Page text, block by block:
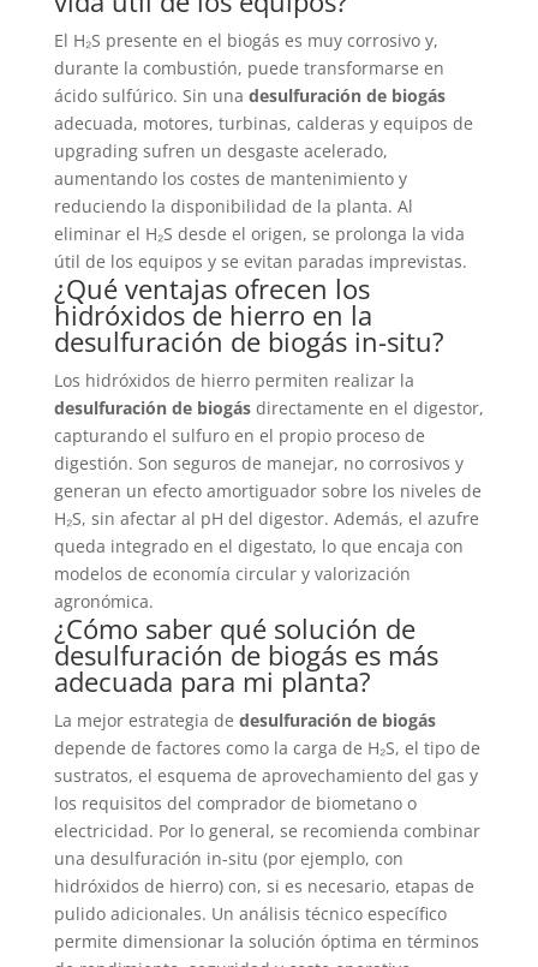
El H₂S presente en el biogás es muy corrosivo y,
durante la combustión, puede transformarse en
ácido sulfúrico. Sin una desulfuración de biogás
adecuada, motores, turbinas, calderas y equipos de
upgrading sufren un desgaste acelerado,
aumentando los costes de mantenimiento y
reduciendo la disponibilidad de la planta. Al
eliminar el H₂S desde el origen, se prolonga la vida
útil de los equipos y se evitan paradas imprevistas.
¿Qué ventajas ofrecen los
hidróxidos de hierro en la
desulfuración de biogás in-situ?
Los hidróxidos de hierro permiten realizar la
desulfuración de biogásdirectamente en el digestor,
capturando el sulfuro en el propio proceso de
digestión. Son seguros de manejar, no corrosivos y
generan un efecto amortiguador sobre los niveles de
H₂S, sin afectar al pH del digestor. Además, el azufre
queda integrado en el digestato, lo que encaja con
modelos de economía circular y valorización
agronómica.
¿Cómo saber qué solución de
desulfuración de biogás es más
adecuada para mi planta?
La mejor estrategia de desulfuración de biogás
depende de factores como la carga de H₂S, el tipo de
sustratos, el esquema de aprovechamiento del gas y
los requisitos del comprador de biometano o
electricidad. Por lo general, se recomienda combinar
una desulfuración in-situ (por ejemplo, con
hidróxidos de hierro) con, si es necesario, etapas de
pulido adicionales. Un análisis técnico específico
permite dimensionar la solución óptima en términos